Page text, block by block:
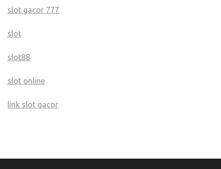
slot gacor 777
slot
slot88
slot online
link slot gacor